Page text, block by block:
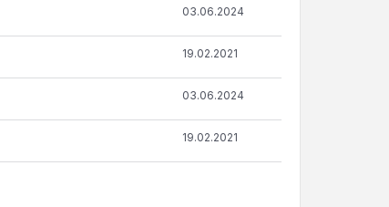
03.06.2024
19.02.2021
03.06.2024
19.02.2021